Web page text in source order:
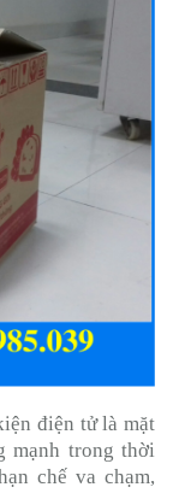
điện tử là mặt
mạnh trong thời
chế va chạm,